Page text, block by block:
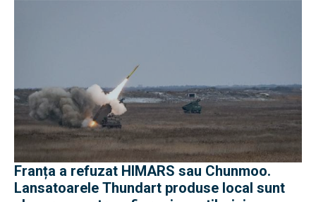
Franța a refuzat HIMARS sau Chunmoo.
Lansatoarele Thundart produse local sunt